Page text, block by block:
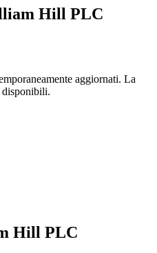
Hill PLC
aggiornati. La
disponibili.
Hill PLC